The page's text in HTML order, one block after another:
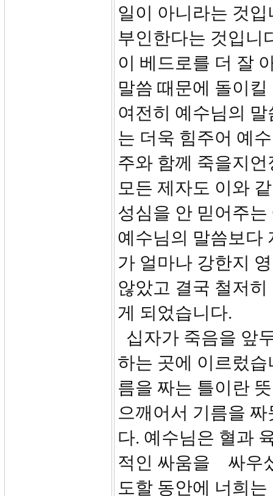
일이 아니라는 것
부인한다는 것입니
이 베드로를 더 잘
말씀 때문에 돌이
여전히 예수님의
는 더욱 힘주어 예
주와 함께 죽을지
모든 제자도 이와
성심을 안 믿어주
예수님의 말씀보다
가 얼마나 강한지
않았고 결국 철저
게 되었습니다.
십자가 죽음을 앞
하는 곳에 이르렀습
름을 짜는 틀이란
으깨어서 기름을
다. 예수님은 혈과
적인 싸움을 싸우
도할 동안에 너희